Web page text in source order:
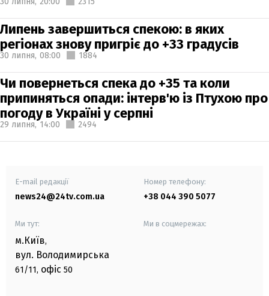
Липень завершиться спекою: в яких
регіонах знову пригріє до +33 градусів
30 липня, 08:00 1884
Чи повернеться спека до +35 та коли
припиняться опади: інтерв'ю із Птухою про
погоду в Україні у серпні
29 липня, 14:00 2494
E-mail редакції
news24@24tv.com.ua
Номер телефону:
+38 044 390 5077
Ми тут:
м.Київ,
вул. Володимирська
61/11, офіс 50
Ми в соцмережах: